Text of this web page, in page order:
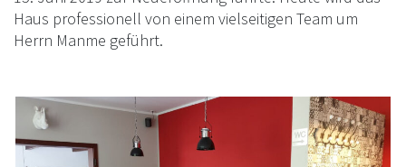
Haus professionell von einem vielseitigen Team um
Herrn Manme geführt.